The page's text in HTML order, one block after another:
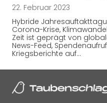
22. Februar 2023
Hybride
Corona-Krise,
Zeit ist geprägt von
News-Feed,
Kriegsberichte auf…